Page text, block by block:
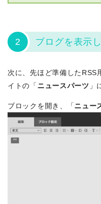
2 ブログを表示
次に、先ほど準備したRSS
イトの「 ニュースパーツ 」
ブロックを開き、「ニュー